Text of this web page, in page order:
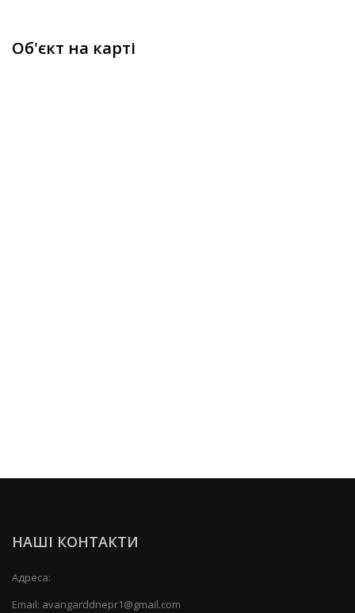
Об'єкт на карті
НАШІ КОНТАКТИ
Адреса:
Email: avangarddnepr1@gmail.com